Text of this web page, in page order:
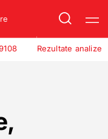
Rezultate analize